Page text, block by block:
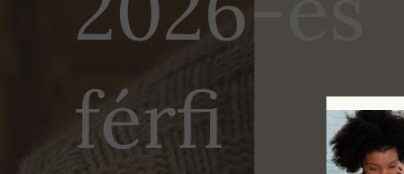
női
férfi